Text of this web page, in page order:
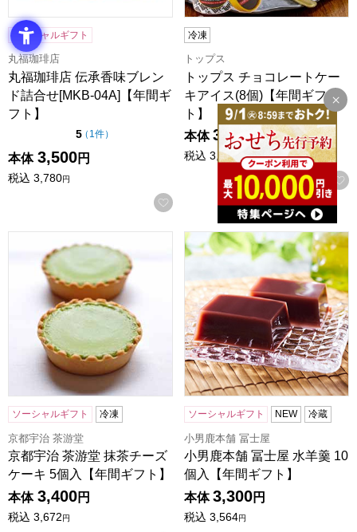
ソーシャルギフト
丸福珈琲店
丸福珈琲店 伝承香味ブレン
ド詰合せ[MKB-04A]【年間ギ
フト】
5点（5点満点中）
（ 1件の評価
）
本体 3,500円
税込 3,780円
お気に入りに登録する
冷凍
トップス
トップス チョコレートケー
キアイス(8個)【年間ギフ
ト】
本体 3,440円
税込 3,715. 20円
京都宇治 茶游堂 抹茶チーズケーキ 5個入【年間ギフト】
ソーシャルギフト 冷凍
京都宇治 茶游堂
京都宇治 茶游堂 抹茶チーズ
ケーキ 5個入【年間ギフト】
本体 3,400円
税込 3,672円
小男鹿本舗 冨士屋 水羊羹 10
ソーシャルギフト NEW 冷蔵
小男鹿本舗 冨士屋
小男鹿本舗 冨士屋 水羊羹 10
個入【年間ギフト】
本体 3,300円
税込 3,564円